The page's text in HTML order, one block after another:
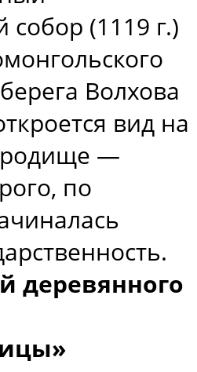
собор (1119 г.)
Волхова
вид на
—
по
деревянного